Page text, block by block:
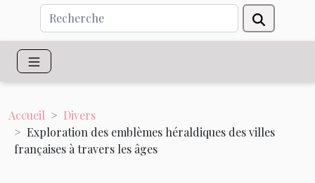
Accueil
Divers
Exploration des emblèmes héraldiques des villes
françaises à travers les âges